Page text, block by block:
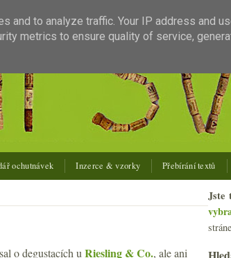
ochutnávek Inzerce & vzorky Přebírání textů
o degustacích u Riesling & Co., ale ani
Jste
to analyze traffic. Your IP address and
metrics to ensure quality of service,